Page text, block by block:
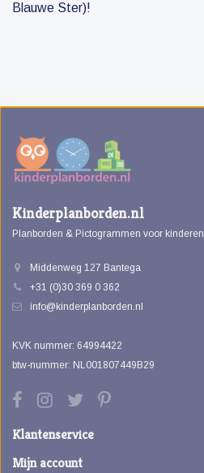
Blauwe Ster)!
Kinderplanborden.nl
Planborden & Pictogrammen voor kinderen
Middenweg 127 Bantega
+31 (0)30 369 0 362
info@kinderplanborden.nl
KVK nummer: 64994422
btw-nummer: NL001807449B29
Klantenservice
Mijn account